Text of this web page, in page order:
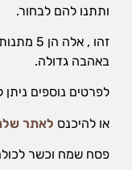
ותתנו להם לבחור.
זהו ,
באהבה גדולה.
לפרטים נוספים
או להיכנס לאתר
פסח שמח וכשר